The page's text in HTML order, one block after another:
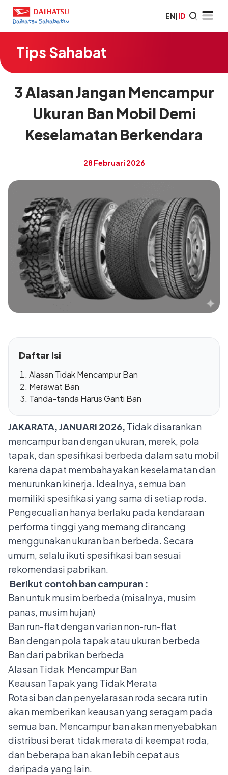
EN|ID
Tips Sahabat
3 Alasan Jangan Mencampur
Ukuran Ban Mobil Demi
Keselamatan Berkendara
28 Februari 2026
Daftar Isi
Alasan Tidak Mencampur Ban
Merawat Ban
Tanda-tanda Harus Ganti Ban
JAKARATA, JANUARI 2026, Tidak disarankan
mencampur ban dengan ukuran, merek, pola
tapak, dan spesifikasi berbeda dalam satu mobil
karena dapat membahayakan keselamatan dan
menurunkan kinerja. Idealnya, semua ban
memiliki spesifikasi yang sama di setiap roda.
Pengecualian hanya berlaku pada kendaraan
performa tinggi yang memang dirancang
menggunakan ukuran ban berbeda. Secara
umum, selalu ikuti spesifikasi ban sesuai
rekomendasi pabrikan.
Berikut contoh ban campuran :
Ban untuk musim berbeda (misalnya, musim
panas, musim hujan)
Ban run-flat dengan varian non-run-flat
Ban dengan pola tapak atau ukuran berbeda
Ban dari pabrikan berbeda
Alasan Tidak Mencampur Ban
Keausan Tapak yang Tidak Merata
Rotasi ban dan penyelarasan roda secara rutin
akan memberikan keausan yang seragam pada
semua ban. Mencampur ban akan menyebabkan
distribusi berat tidak merata di keempat roda,
dan beberapa ban akan lebih cepat aus
daripada yang lain.